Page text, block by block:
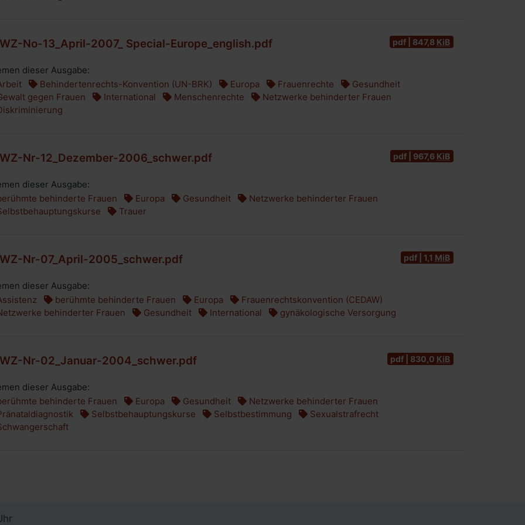
WZ-No-13_April-2007_ Special-Europe_english.pdf pdf | 847,8 KiB
dieser Ausgabe:
Behindertenrechts-Konvention (UN-BRK) Europa Frauenrechte
Gesundheit
gegen Frauen
International Menschenrechte
Netzwerke behinderter Frauen
WZ-Nr-12_Dezember-2006_schwer.pdf pdf | 967,6 KiB
dieser Ausgabe:
behinderte Frauen
Europa Gesundheit
Netzwerke behinderter Frauen
Trauer
WZ-Nr-07_April-2005_schwer.pdf pdf | 1,1 MiB
dieser Ausgabe:
berühmte behinderte Frauen Europa
Frauenrechtskonvention (CEDAW)
behinderter Frauen
Gesundheit International gynäkologische Versorgung
WZ-Nr-02_Januar-2004_schwer.pdf pdf | 830,0 KiB
dieser Ausgabe:
behinderte Frauen
Europa Gesundheit
Netzwerke behinderter Frauen
Selbstbehauptungskurse Selbstbestimmung
Sexualstrafrecht